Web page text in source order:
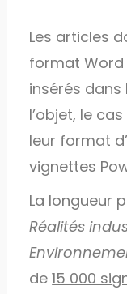
Les articles
format Word
insérés dans
l’objet, le
leur format
vignettes
La longueur
Réalités
de15 000